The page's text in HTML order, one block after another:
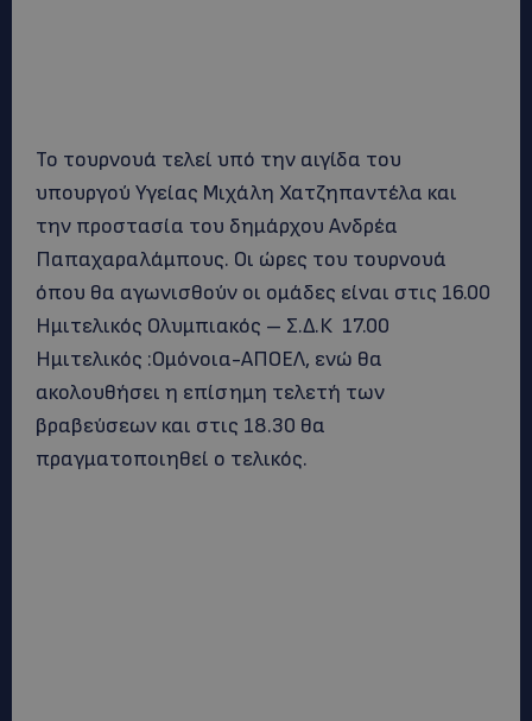
Το τουρνουά τελεί υπό την αιγίδα του
υπουργού Υγείας Μιχάλη Χατζηπαντέλα και
την προστασία του δημάρχου Ανδρέα
Παπαχαραλάμπους. Οι ώρες του τουρνουά
όπου θα αγωνισθούν οι ομάδες είναι στις 16.00
Ημιτελικός Ολυμπιακός – Σ.Δ.Κ 17.00
Ημιτελικός :Ομόνοια-ΑΠΟΕΛ, ενώ θα
ακολουθήσει η επίσημη τελετή των
βραβεύσεων και στις 18.30 θα
πραγματοποιηθεί ο τελικός.